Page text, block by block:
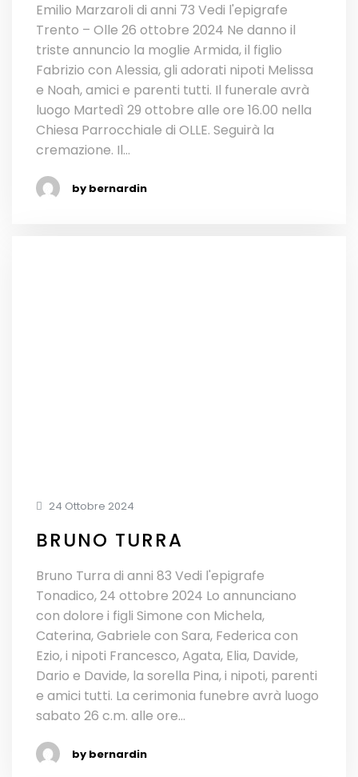
Emilio Marzaroli di anni 73 Vedi l'epigrafe
Trento – Olle 26 ottobre 2024 Ne danno il
triste annuncio la moglie Armida, il figlio
Fabrizio con Alessia, gli adorati nipoti Melissa
e Noah, amici e parenti tutti. Il funerale avrà
luogo Martedì 29 ottobre alle ore 16.00 nella
Chiesa Parrocchiale di OLLE. Seguirà la
cremazione. Il...
by bernardin
24 Ottobre 2024
BRUNO TURRA
Bruno Turra di anni 83 Vedi l'epigrafe
Tonadico, 24 ottobre 2024 Lo annunciano
con dolore i figli Simone con Michela,
Caterina, Gabriele con Sara, Federica con
Ezio, i nipoti Francesco, Agata, Elia, Davide,
Dario e Davide, la sorella Pina, i nipoti, parenti
e amici tutti. La cerimonia funebre avrà luogo
sabato 26 c.m. alle ore...
by bernardin